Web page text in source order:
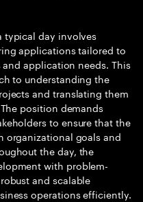
typical day involves
applications tailored to
application needs. This
to understanding the
and translating them
position demands
to ensure that the
organizational goals and
the day, the
with problem-
and scalable
operations efficiently.